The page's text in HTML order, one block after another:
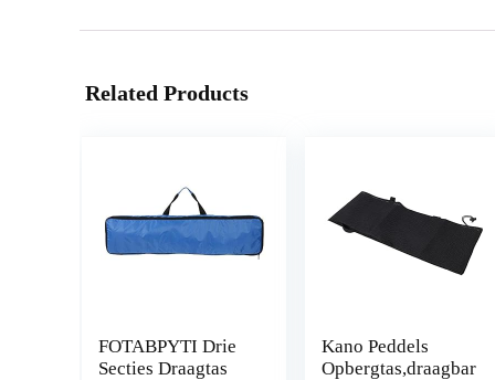
Related Products
FOTABPYTI Drie
Secties Draagtas
Kano Peddels
Opbergtas,draagbar